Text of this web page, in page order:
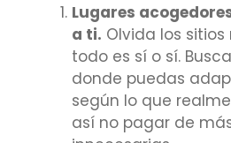
Lugares
a ti. Olvida los
todo es sí o sí.
donde puedas
según lo que
así no pagar de